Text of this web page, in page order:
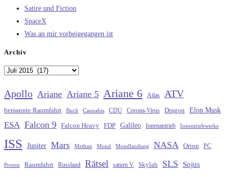
Satire und Fiction
SpaceX
Was an mir vorbeigegangen ist
Archiv
Archiv
Apollo Ariane Ariane 5 Ariane 6 Atlas ATV
bemannte Raumfahrt Buch Cannabis CDU Corona-Virus Dragon Elon Musk
ESA Falcon 9 Falcon Heavy FDP Galileo Ionenantrieb Ionentriebwerke
ISS Jupiter Mars Methan Mond Mondlandung NASA Orion PC
Proton Raumfahrt Russland Rätsel saturn V Skylab SLS Sojus